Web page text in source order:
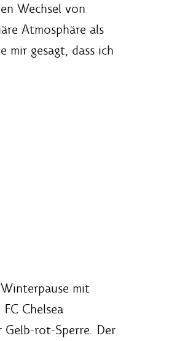
Wechsel von
Atmosphäre als
mir gesagt, dass ich
mit
Chelsea
rot-Sperre. Der